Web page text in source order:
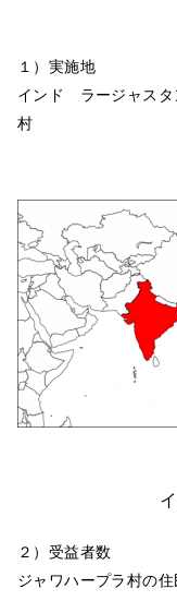
１）実施地
インド ラージャス
村
２）受益者数
ジャワハープラ村の